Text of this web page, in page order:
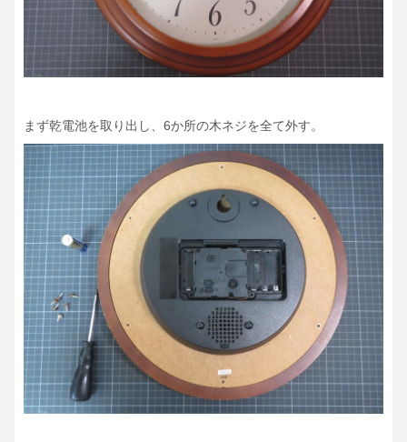
まず乾電池を取り出し、6か所の木ネジを全て外す。